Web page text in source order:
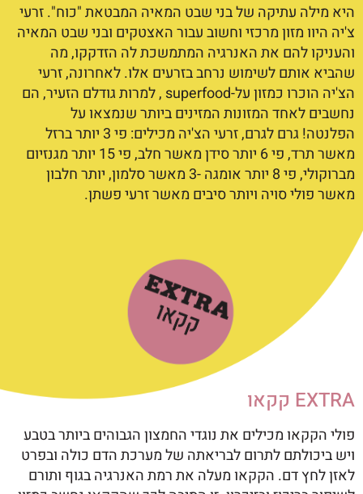
היא מילה עתיקה של בני שבט המאיה המבטאת "כוח". זרעי
צ'יה היוו מזון מרכזי וחשוב עבור האצטקים ובני שבט המאיה
והעניקו להם את האנרגיה המתמשכת לה הזדקקו, מה
שהביא אותם לשימוש נרחב בזרעים אלו.לאחרונה, זרעי
הצ'יה הוכרו כמזון על-superfood
,למרות גודלם הזעיר, הם
נחשבים לאחד המזונות המזינים ביותר שנמצאו על
הפלנטה!
גרם לגרם, זרעי הצ'יה מכילים: פי 3 יותר ברזל
מאשר תרד, פי 6 יותר סידן מאשר חלב, פי 15 יותר מגנזיום
מברוקולי, פי 8 יותר אומגה -3 מאשר סלמון, יותר חלבון
מאשר פולי סויה ויותר סיבים מאשר זרעי פשתן.
EXTRA קקאו
פולי הקקאו מכילים את נוגדי החמצון הגבוהים ביותר בטבע
ויש ביכולתם לתרום לבריאתה של מערכת הדם כולה ובפרט
לאזן לחץ דם. הקקאו מעלה את רמת האנרגיה בגוף ותורם